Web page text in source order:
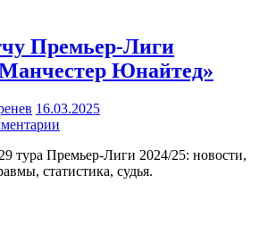
Премьер-Лиги
Юнайтед»
16.03.2025
тура Премьер-Лиги 2024/25: новости,
статистика, судья.